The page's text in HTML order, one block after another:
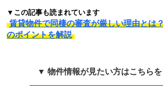
▼この記事も読まれています
賃貸物件で同棲の審査が厳しい理由とは
のポイントを解説
▼ 物件情報が見たい方はこちら